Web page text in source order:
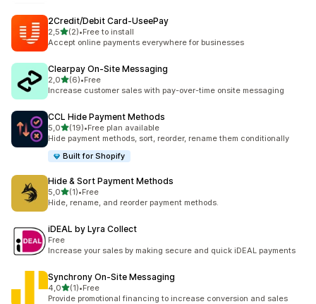
2Credit/Debit Card‑UseePay
2,5de 5 estrelas
(2)
2 total de avaliações
•Free to install
Accept online payments everywhere for businesses
Clearpay On‑Site Messaging
2,0de 5 estrelas
(6)
6 total de avaliações
•Free
Increase customer sales with pay-over-time onsite messaging
CCL Hide Payment Methods
5,0de 5 estrelas
(19)
19 total de avaliações
•Free plan available
Hide payment methods, sort, reorder, rename them conditionally
Built for Shopify
Hide & Sort Payment Methods
5,0de 5 estrelas
(1)
1 total de avaliações
•Free
Hide, rename, and reorder payment methods.
iDEAL by Lyra Collect
Free
Increase your sales by making secure and quick iDEAL payments
Synchrony On‑Site Messaging
4,0de 5 estrelas
(1)
1 total de avaliações
•Free
Provide promotional financing to increase conversion and sales